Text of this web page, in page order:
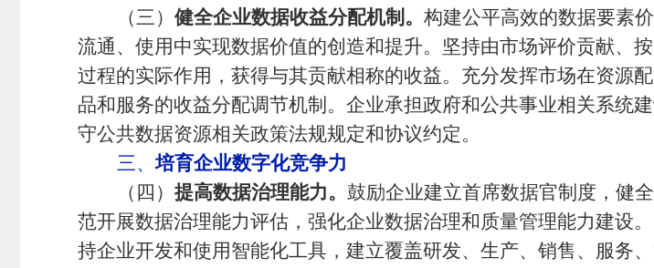
（三） 健全企业数据收益分配机制。 构建公平高效的数据要素
流通、使用中实现数据价值的创造和提升。坚持由市场评价贡献、
过程的实际作用，获得与其贡献相称的收益。充分发挥市场在资源
品和服务的收益分配调节机制。企业承担政府和公共事业相关系统
守公共数据资源相关政策法规规定和协议约定。
三、培育企业数字化竞争力
（四） 提高数据治理能力。 鼓励企业建立首席数据官制度，健
范开展数据治理能力评估，强化企业数据治理和质量管理能力建设
持企业开发和使用智能化工具，建立覆盖研发、生产、销售、服务